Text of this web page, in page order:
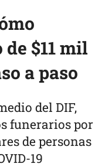
$11 mil
a paso
del DIF,
funerarios por
de personas
19